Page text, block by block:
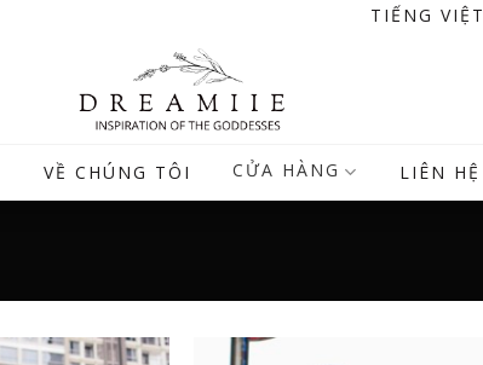
TIẾNG VIỆT
VỀ CHÚNG TÔI CỬA HÀNG LIÊN HỆ